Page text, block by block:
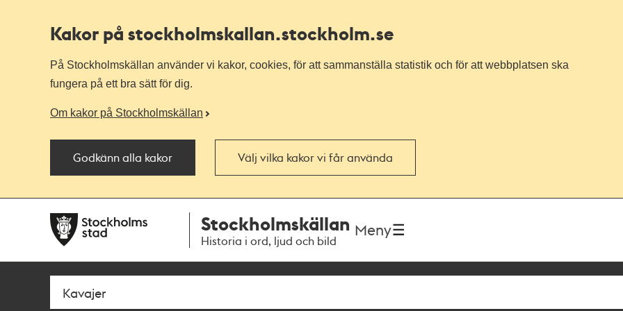
Kakor på stockholmskallan.stockholm.se
På Stockholmskällan använder vi kakor, cookies, för att sammanställa statistik och för att webbplatsen ska
fungera på ett bra sätt för dig.
Om kakor på Stockholmskällan
Godkänn alla kakor Välj vilka kakor vi får använda
navigationen
huvudinnehållet
Stockholmskällan
Historia i ord, ljud och bild
Meny
Sök